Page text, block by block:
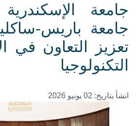
جامعة
جامعة باريس-
تعزيز التعاون في
التكنولوجيا
انشأ بتاريخ: 02 يونيو 2026